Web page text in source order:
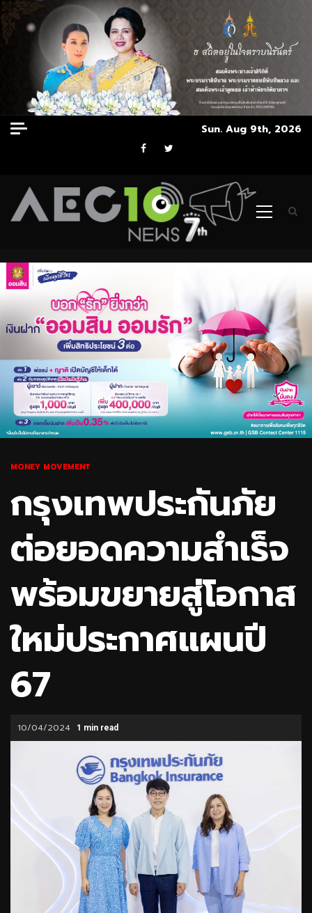
Skip
to
Sun. Aug 9th, 2026
Facebook
Twitter
Primary
MONEY MOVEMENT
กรุงเทพประกันภัย
ต่อยอดความสำเร็จ
พร้อมขยายสู่โอกาส
ใหม่ประกาศแผนปี
67
10/04/2024 1 min read